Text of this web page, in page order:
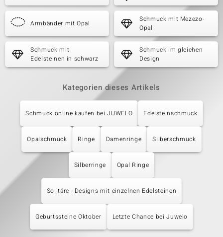
Armbänder mit Opal
Schmuck mit Mezezo-
Opal
Schmuck mit
Edelsteinen in schwarz
Schmuck im gleichen
Design
Kategorien dieses Artikels
Schmuck online kaufen bei JUWELO Edelsteinschmuck
Opalschmuck Ringe Damenringe Silberschmuck
Silberringe Opal Ringe
Solitäre - Designs mit einzelnen Edelsteinen
Geburtssteine Oktober Letzte Chance bei Juwelo